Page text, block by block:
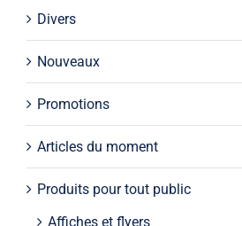
Divers
Nouveaux
Promotions
Articles du moment
Produits pour tout public
Affiches et flyers